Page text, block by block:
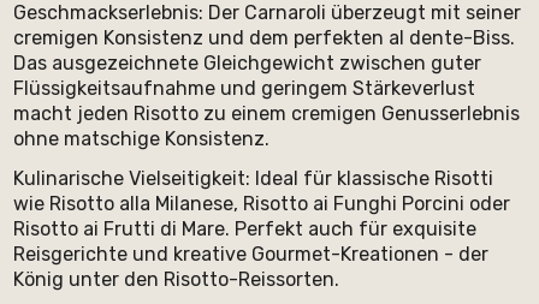
Geschmackserlebnis: Der Carnaroli überzeugt mit seiner
cremigen Konsistenz und dem perfekten al dente-Biss.
Das ausgezeichnete Gleichgewicht zwischen guter
Flüssigkeitsaufnahme und geringem Stärkeverlust
macht jeden Risotto zu einem cremigen Genusserlebnis
ohne matschige Konsistenz.
Kulinarische Vielseitigkeit: Ideal für klassische Risotti
wie Risotto alla Milanese, Risotto ai Funghi Porcini oder
Risotto ai Frutti di Mare. Perfekt auch für exquisite
Reisgerichte und kreative Gourmet-Kreationen - der
König unter den Risotto-Reissorten.